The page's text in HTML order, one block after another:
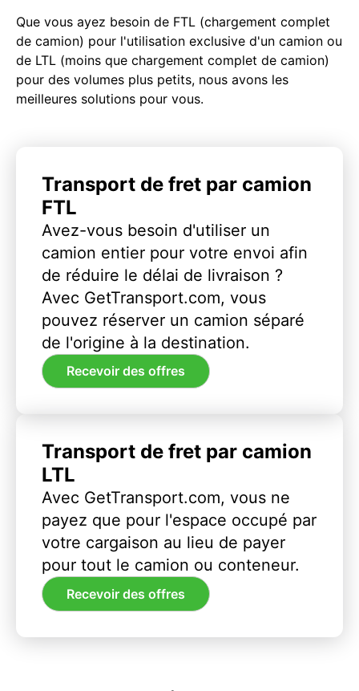
Que vous ayez besoin de FTL (chargement complet
de camion) pour l'utilisation exclusive d'un camion ou
de LTL (moins que chargement complet de camion)
pour des volumes plus petits, nous avons les
meilleures solutions pour vous.
Transport de fret par camion
FTL
Avez-vous besoin d'utiliser un
camion entier pour votre envoi afin
de réduire le délai de livraison ?
Avec GetTransport.com, vous
pouvez réserver un camion séparé
de l'origine à la destination.
Recevoir des offres
Transport de fret par camion
LTL
Avec GetTransport.com, vous ne
payez que pour l'espace occupé par
votre cargaison au lieu de payer
pour tout le camion ou conteneur.
Recevoir des offres